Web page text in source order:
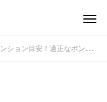
！適正なポンド数とプレーへの影響を解説